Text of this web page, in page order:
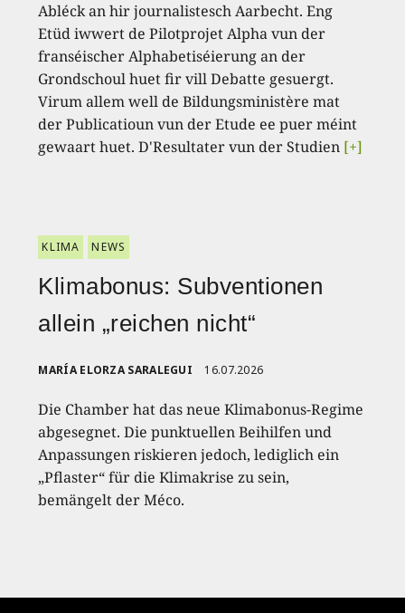
Abléck an hir journalistesch Aarbecht. Eng
Etüd iwwert de Pilotprojet Alpha vun der
franséischer Alphabetiséierung an der
Grondschoul huet fir vill Debatte gesuergt.
Virum allem well de Bildungsministère mat
der Publicatioun vun der Etude ee puer méint
gewaart huet. D'Resultater vun der Studien [+]
KLIMA NEWS
Klimabonus: Subventionen
allein „reichen nicht“
MARÍA ELORZA SARALEGUI 16.07.2026
Die Chamber hat das neue Klimabonus-Regime
abgesegnet. Die punktuellen Beihilfen und
Anpassungen riskieren jedoch, lediglich ein
„Pflaster“ für die Klimakrise zu sein,
bemängelt der Méco.